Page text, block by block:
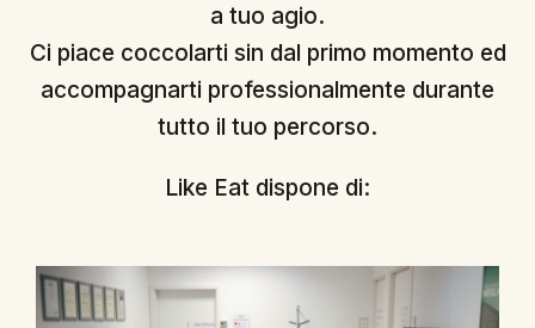
a tuo agio.
Ci piace coccolarti sin dal primo momento ed
accompagnarti professionalmente durante
tutto il tuo percorso.
Like Eat dispone di: